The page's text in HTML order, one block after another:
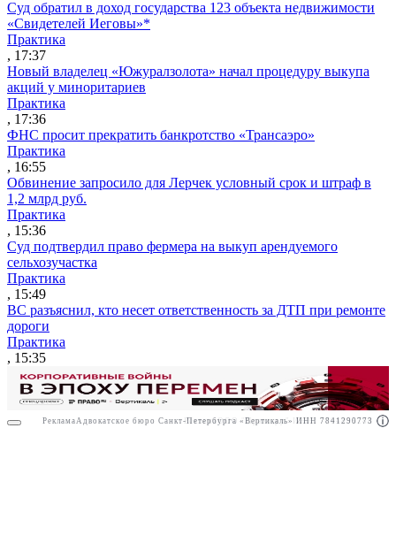
РекламаООО "Право.ру" ИНН: 7704835288
Суд обратил в доход государства 123 объекта недвижимости
«Свидетелей Иеговы»*
Практика
, 17:37
Новый владелец «Южуралзолота» начал процедуру выкупа
акций у миноритариев
Практика
, 17:36
ФНС просит прекратить банкротство «Трансаэро»
Практика
, 16:55
Обвинение запросило для Лерчек условный срок и штраф в
1,2 млрд руб.
Практика
, 15:36
Суд подтвердил право фермера на выкуп арендуемого
сельхозучастка
Практика
, 15:49
ВС разъяснил, кто несет ответственность за ДТП при ремонте
дороги
Практика
, 15:35
Реклама Адвокатское бюро Санкт-Петербурга «Вертикаль» ИНН 7841290773